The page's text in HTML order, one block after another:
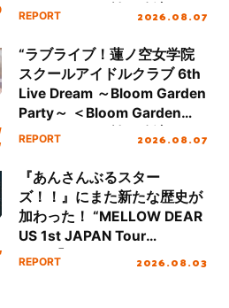
Party Stage／埼玉公演＞”
REPORT 2026.08.07
“ラブライブ！蓮ノ空女学院
スクールアイドルクラブ 6th
Live Dream ～Bloom Garden
Party～ ＜Bloom Garden
Party Stage／埼玉公演＞”
REPORT 2026.08.07
『あんさんぶるスター
ズ！！』にまた新たな歴史が
加わった！ “MELLOW DEAR
US 1st JAPAN Tour
Final「NICE to meet YOU
REPORT 2026.08.03